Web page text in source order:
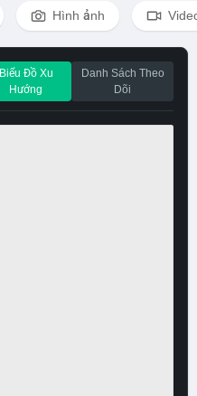
Hình ảnh
Biểu Đồ Xu
Hướng
Danh Sách Theo
Dõi